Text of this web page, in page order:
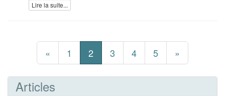
Lire la suite...
« 1 2 3 4 5 »
Articles